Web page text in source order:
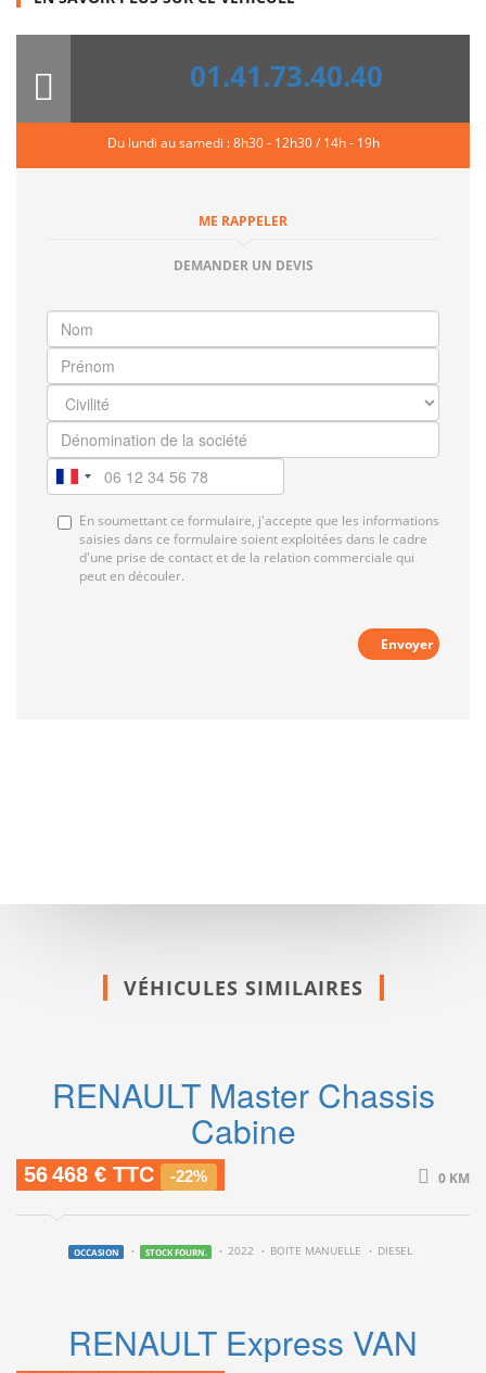
01.41.73.40.40
Du lundi au samedi : 8h30 - 12h30 / 14h - 19h
ME RAPPELER
DEMANDER UN DEVIS
En soumettant ce formulaire, j'accepte que les informations
saisies dans ce formulaire soient exploitées dans le cadre
d'une prise de contact et de la relation commerciale qui
peut en découler.
Envoyer
VÉHICULES SIMILAIRES
RENAULT Master Chassis
Cabine
56 468 € TTC -22% 0 KM
OCCASION STOCK FOURN. 2022 BOITE MANUELLE DIESEL
RENAULT Express VAN